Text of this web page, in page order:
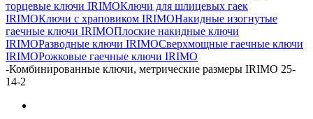
торцевые ключи IRIMOКлючи для шлицевых гаек
IRIMOКлючи с храповиком IRIMOНакидные изогнутые
гаечные ключи IRIMOПлоские накидные ключи
IRIMOРазводные ключи IRIMOСверхмощные гаечные ключи
IRIMOРожковые гаечные ключи IRIMO
-Комбинированные ключи, метрические размеры IRIMO 25-
14-2